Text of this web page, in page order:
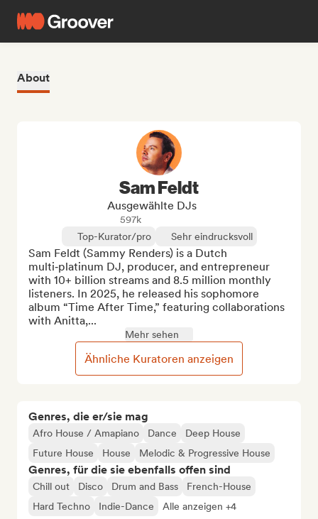
About
Genres, die er/sie mag
Afro House / Amapiano Dance
Deep House
Future House
House Melodic & Progressive House
Genres, für die sie ebenfalls offen sind
Chill out Disco Drum and Bass
French-House
Hard Techno
Indie-Dance Alle anzeigen +4
Sam Feldt
Ausgewählte DJs
597k
Top-Kurator/pro
Sehr eindrucksvoll
Sam Feldt (Sammy Renders) is a Dutch
multi‑platinum DJ, producer, and entrepreneur
with 10+ billion streams and 8.5 million monthly
listeners. In 2025, he released his sophomore
album “Time After Time,” featuring collaborations
with Anitta,...
Mehr sehen
Ähnliche Kuratoren anzeigen